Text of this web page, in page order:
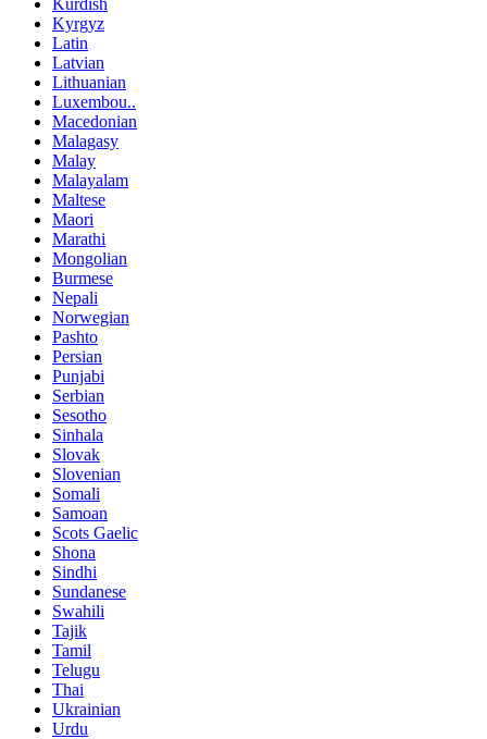
Kurdish
Kyrgyz
Latin
Latvian
Lithuanian
Luxembou..
Macedonian
Malagasy
Malay
Malayalam
Maltese
Maori
Marathi
Mongolian
Burmese
Nepali
Norwegian
Pashto
Persian
Punjabi
Serbian
Sesotho
Sinhala
Slovak
Slovenian
Somali
Samoan
Scots Gaelic
Shona
Sindhi
Sundanese
Swahili
Tajik
Tamil
Telugu
Thai
Ukrainian
Urdu